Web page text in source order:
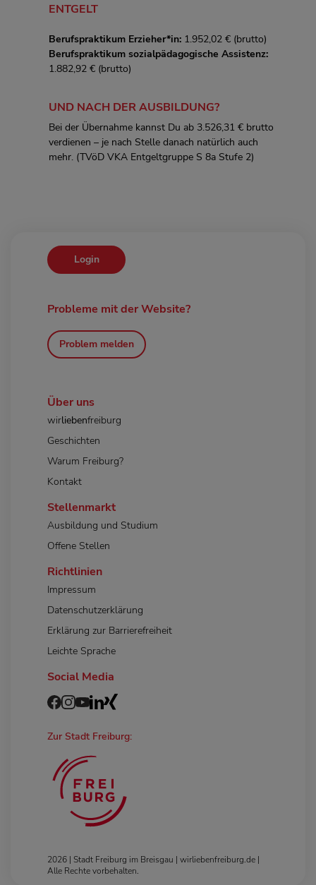
ENTGELT
Berufspraktikum Erzieher*in: 1.952,02 € (brutto)
Berufspraktikum sozialpädagogische Assistenz:
1.882,92 € (brutto)
UND NACH DER AUSBILDUNG?
Bei der Übernahme kannst Du ab 3.526,31 € brutto
verdienen – je nach Stelle danach natürlich auch
mehr. (TVöD VKA Entgeltgruppe S 8a Stufe 2)
Login
Probleme mit der Website?
Problem melden
Über uns
wirliebenfreiburg
Geschichten
Warum Freiburg?
Kontakt
Stellenmarkt
Ausbildung und Studium
Offene Stellen
Richtlinien
Impressum
Datenschutzerklärung
Erklärung zur Barrierefreiheit
Leichte Sprache
Social Media
Zur Stadt Freiburg:
2026 | Stadt Freiburg im Breisgau | wirliebenfreiburg.de |
Alle Rechte vorbehalten.